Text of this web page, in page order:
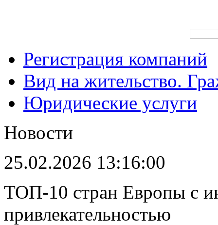
Регистрация компаний
Вид на жительство.
Юридические услуги
Новости
25.02.2026 13:16:00
ТОП-10 стран Европы с
привлекательностью